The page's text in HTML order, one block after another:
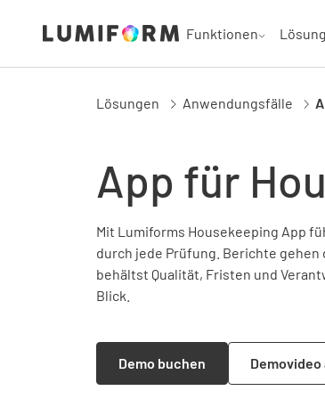
Funktionen
Lösungen Anwendungsfälle
App für
Mit Lumiforms Housekeeping App
durch jede Prüfung. Berichte
behältst Qualität, Fristen und
Blick.
Demo buchen Demovideo